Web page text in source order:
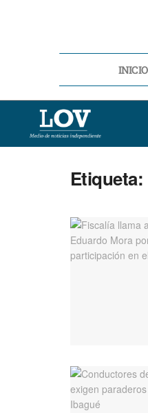
INICIO
Etiqueta: